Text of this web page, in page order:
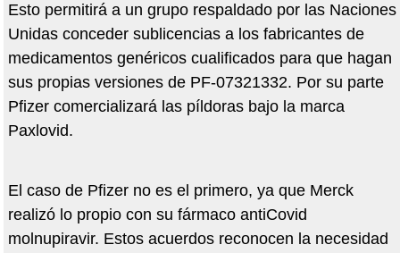
Esto permitirá a un grupo respaldado por las Naciones
Unidas conceder sublicencias a los fabricantes de
medicamentos genéricos cualificados para que hagan
sus propias versiones de PF-07321332. Por su parte
Pfizer comercializará las píldoras bajo la marca
Paxlovid.
El caso de Pfizer no es el primero, ya que Merck
realizó lo propio con su fármaco antiCovid
molnupiravir. Estos acuerdos reconocen la necesidad